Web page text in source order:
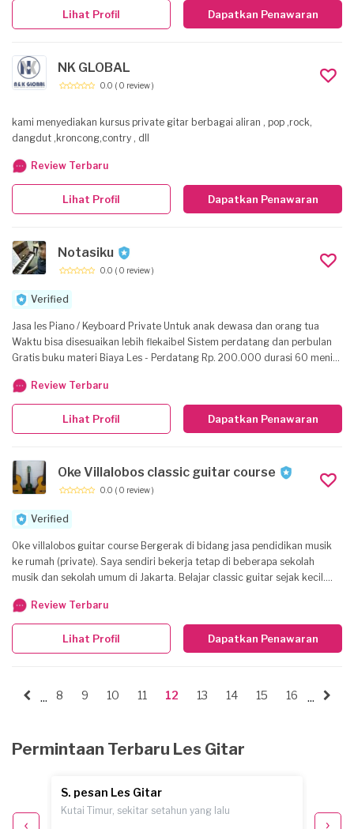
Dapatkan Penawaran
Lihat Profil
NK GLOBAL
0.0 ( 0 review )
kami menyediakan kursus private gitar berbagai aliran , pop ,rock,
dangdut ,kroncong,contry , dll
Review Terbaru
Dapatkan Penawaran
Lihat Profil
Notasiku
0.0 ( 0 review )
Verified
Jasa les Piano / Keyboard Private Untuk anak dewasa dan orang tua
Waktu bisa disesuaikan lebih flekaibel Sistem perdatang dan perbulan
Gratis buku materi Biaya Les - Perdatang Rp. 200.000 durasi 60 menit
600.000 durasi 45 menit 4x pertemuan - Perbulan ( datang ketempat
pengajar ) Rp 350.000 ( Durasi 30 menit )
Review Terbaru
Dapatkan Penawaran
Lihat Profil
Oke Villalobos classic guitar course
0.0 ( 0 review )
Verified
Oke villalobos guitar course Bergerak di bidang jasa pendidikan musik
ke rumah (private). Saya sendiri bekerja tetap di beberapa sekolah
musik dan sekolah umum di Jakarta. Belajar classic guitar sejak kecil.
Kesenian Jakarta Fakultas Seni Pertunjukan Jur: Musik Major Guitar
dibawah Bimbingan Matius Ali Ssn https://youtu.be/-Hpt1kDj_Ao
Review Terbaru
Dapatkan Penawaran
Lihat Profil
... 8 9 10 11 12 13 14 15 16 ...
Permintaan Terbaru Les Gitar
S. pesan Les Gitar
Kutai Timur, sekitar setahun yang lalu